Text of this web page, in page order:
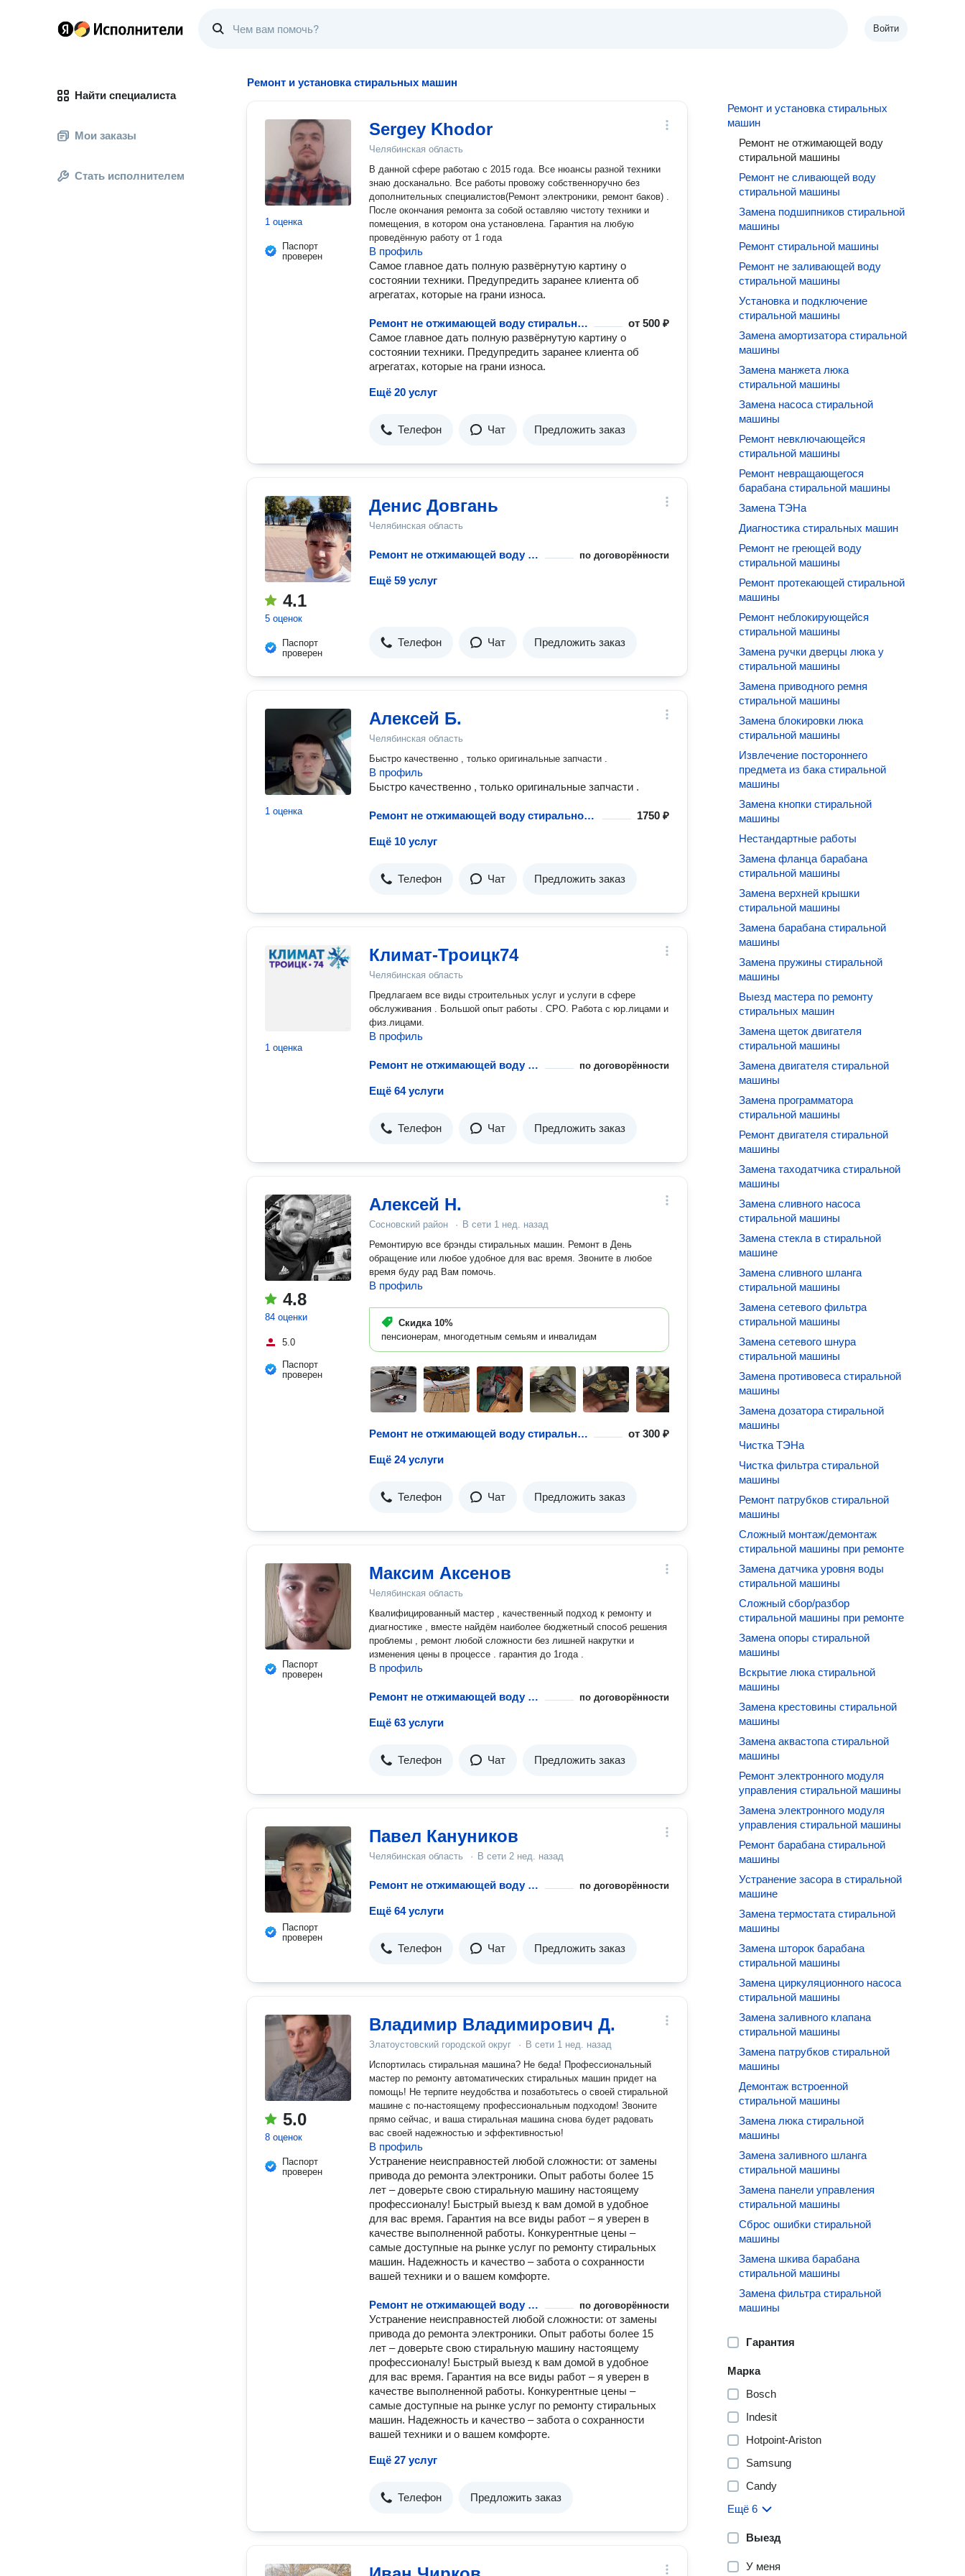
Войти
Найти специалиста
Мои заказы
Стать исполнителем
Ремонт и установка стиральных машин
1 оценка
Паспорт
проверен
Sergey Khodor
Челябинская область
В данной сфере работаю с 2015 года. Все нюансы разной техники
знаю досканально. Все работы провожу собственноручно без
дополнительных специалистов(Ремонт электроники, ремонт баков) .
После окончания ремонта за собой оставляю чистоту техники и
помещения, в котором она установлена. Гарантия на любую
проведённую работу от 1 года
В профиль
Самое главное дать полную развёрнутую картину о
состоянии техники. Предупредить заранее клиента об
агрегатах, которые на грани износа.
Ремонт не отжимающей воду стиральной машины от500 ₽
Самое главное дать полную развёрнутую картину о
состоянии техники. Предупредить заранее клиента об
агрегатах, которые на грани износа.
Ещё 20 услуг
Телефон Чат Предложить заказ
4.1
5 оценок
Паспорт
проверен
Денис Довгань
Челябинская область
Ремонт не отжимающей воду стиральной машины по договорённости
Ещё 59 услуг
Телефон Чат Предложить заказ
1 оценка
Алексей Б.
Челябинская область
Быстро качественно , только оригинальные запчасти .
В профиль
Быстро качественно , только оригинальные запчасти .
Ремонт не отжимающей воду стиральной машины 1750 ₽
Ещё 10 услуг
Телефон Чат Предложить заказ
1 оценка
Климат-Троицк74
Челябинская область
Предлагаем все виды строительных услуг и услуги в сфере
обслуживания . Большой опыт работы . СРО. Работа с юр.лицами и
физ.лицами.
В профиль
Ремонт не отжимающей воду стиральной машины по договорённости
Ещё 64 услуги
Телефон Чат Предложить заказ
4.8
84 оценки
5.0
Паспорт
проверен
Алексей Н.
Сосновский район · В сети 1 нед. назад
Ремонтирую все брэнды стиральных машин. Ремонт в День
обращение или любое удобное для вас время. Звоните в любое
время буду рад Вам помочь.
В профиль
Скидка 10%
пенсионерам, многодетным семьям и инвалидам
Ремонт не отжимающей воду стиральной машины от300 ₽
Ещё 24 услуги
Телефон Чат Предложить заказ
Паспорт
проверен
Максим Аксенов
Челябинская область
Квалифицированный мастер , качественный подход к ремонту и
диагностике , вместе найдём наиболее бюджетный способ решения
проблемы , ремонт любой сложности без лишней накрутки и
изменения цены в процессе . гарантия до 1года .
В профиль
Ремонт не отжимающей воду стиральной машины по договорённости
Ещё 63 услуги
Телефон Чат Предложить заказ
Паспорт
проверен
Павел Кануников
Челябинская область · В сети 2 нед. назад
Ремонт не отжимающей воду стиральной машины по договорённости
Ещё 64 услуги
Телефон Чат Предложить заказ
5.0
8 оценок
Паспорт
проверен
Владимир Владимирович Д.
Златоустовский городской округ · В сети 1 нед. назад
Испортилась стиральная машина? Не беда! Профессиональный
мастер по ремонту автоматических стиральных машин придет на
помощь! Не терпите неудобства и позаботьтесь о своей стиральной
машине с по-настоящему профессиональным подходом! Звоните
прямо сейчас, и ваша стиральная машина снова будет радовать
вас своей надежностью и эффективностью!
В профиль
Устранение неисправностей любой сложности: от замены
привода до ремонта электроники. Опыт работы более 15
лет – доверьте свою стиральную машину настоящему
профессионалу! Быстрый выезд к вам домой в удобное
для вас время. Гарантия на все виды работ – я уверен в
качестве выполненной работы. Конкурентные цены –
самые доступные на рынке услуг по ремонту стиральных
машин. Надежность и качество – забота о сохранности
вашей техники и о вашем комфорте.
Ремонт не отжимающей воду стиральной машины по договорённости
Устранение неисправностей любой сложности: от замены
привода до ремонта электроники. Опыт работы более 15
лет – доверьте свою стиральную машину настоящему
профессионалу! Быстрый выезд к вам домой в удобное
для вас время. Гарантия на все виды работ – я уверен в
качестве выполненной работы. Конкурентные цены –
самые доступные на рынке услуг по ремонту стиральных
машин. Надежность и качество – забота о сохранности
вашей техники и о вашем комфорте.
Ещё 27 услуг
Телефон Предложить заказ
Ремонт и установка стиральных
машин
Ремонт не отжимающей воду
стиральной машины
Ремонт не сливающей воду
стиральной машины
Замена подшипников стиральной
машины
Ремонт стиральной машины
Ремонт не заливающей воду
стиральной машины
Установка и подключение
стиральной машины
Замена амортизатора стиральной
машины
Замена манжета люка
стиральной машины
Замена насоса стиральной
машины
Ремонт невключающейся
стиральной машины
Ремонт невращающегося
барабана стиральной машины
Замена ТЭНа
Диагностика стиральных машин
Ремонт не греющей воду
стиральной машины
Ремонт протекающей стиральной
машины
Ремонт неблокирующейся
стиральной машины
Замена ручки дверцы люка у
стиральной машины
Замена приводного ремня
стиральной машины
Замена блокировки люка
стиральной машины
Извлечение постороннего
предмета из бака стиральной
машины
Замена кнопки стиральной
машины
Нестандартные работы
Замена фланца барабана
стиральной машины
Замена верхней крышки
стиральной машины
Замена барабана стиральной
машины
Замена пружины стиральной
машины
Выезд мастера по ремонту
стиральных машин
Замена щеток двигателя
стиральной машины
Замена двигателя стиральной
машины
Замена программатора
стиральной машины
Ремонт двигателя стиральной
машины
Замена таходатчика стиральной
машины
Замена сливного насоса
стиральной машины
Замена стекла в стиральной
машине
Замена сливного шланга
стиральной машины
Замена сетевого фильтра
стиральной машины
Замена сетевого шнура
стиральной машины
Замена противовеса стиральной
машины
Замена дозатора стиральной
машины
Чистка ТЭНа
Чистка фильтра стиральной
машины
Ремонт патрубков стиральной
машины
Сложный монтаж/демонтаж
стиральной машины при ремонте
Замена датчика уровня воды
стиральной машины
Сложный сбор/разбор
стиральной машины при ремонте
Замена опоры стиральной
машины
Вскрытие люка стиральной
машины
Замена крестовины стиральной
машины
Замена аквастопа стиральной
машины
Ремонт электронного модуля
управления стиральной машины
Замена электронного модуля
управления стиральной машины
Ремонт барабана стиральной
машины
Устранение засора в стиральной
машине
Замена термостата стиральной
машины
Замена шторок барабана
стиральной машины
Замена циркуляционного насоса
стиральной машины
Замена заливного клапана
стиральной машины
Замена патрубков стиральной
машины
Демонтаж встроенной
стиральной машины
Замена люка стиральной
машины
Замена заливного шланга
стиральной машины
Замена панели управления
стиральной машины
Сброс ошибки стиральной
машины
Замена шкива барабана
стиральной машины
Замена фильтра стиральной
машины
Гарантия
Марка
Bosch
Indesit
Hotpoint-Ariston
Samsung
Candy
Ещё 6
Выезд
У меня